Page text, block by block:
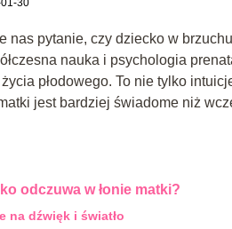
nas pytanie, czy dziecko w
nauka i psychologia
płodowego. To nie tylko
jest bardziej świadome niż
odczuwa w łonie matki?
na dźwięk i światło